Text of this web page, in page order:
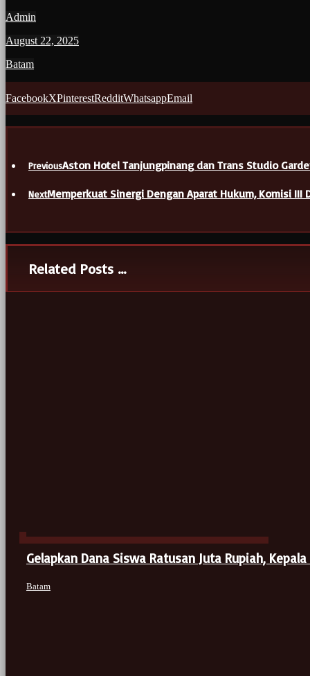
Admin
August 22, 2025
Batam
FacebookXPinterestRedditWhatsappEmail
PreviousAston Hotel Tanjungpinang dan Trans Studio
NextMemperkuat Sinergi Dengan Aparat Hukum, Komisi III
Related Posts ...
Gelapkan Dana Siswa Ratusan Juta Rupiah,
Batam